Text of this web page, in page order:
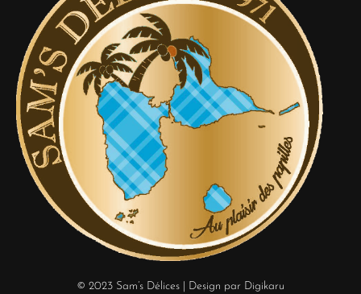
© 2023 Sam’s Délices | Design par Digikaru